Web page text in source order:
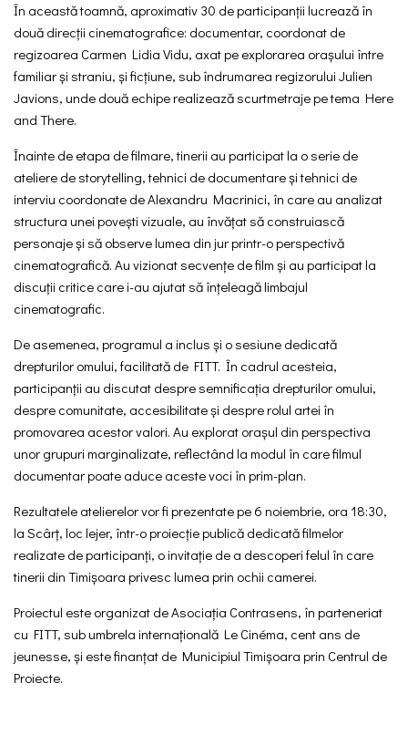
În această toamnă, aproximativ 30 de participanții lucrează în
două direcții cinematografice: documentar, coordonat de
regizoarea Carmen Lidia Vidu, axat pe explorarea orașului între
familiar și straniu, și ficțiune, sub îndrumarea regizorului Julien
Javions, unde două echipe realizează scurtmetraje pe tema Here
and There.
Înainte de etapa de filmare, tinerii au participat la o serie de
ateliere de storytelling, tehnici de documentare și tehnici de
interviu coordonate de Alexandru Macrinici, în care au analizat
structura unei povești vizuale, au învățat să construiască
personaje și să observe lumea din jur printr-o perspectivă
cinematografică. Au vizionat secvențe de film și au participat la
discuții critice care i-au ajutat să înțeleagă limbajul
cinematografic.
De asemenea, programul a inclus și o sesiune dedicată
drepturilor omului, facilitată de FITT. În cadrul acesteia,
participanții au discutat despre semnificația drepturilor omului,
despre comunitate, accesibilitate și despre rolul artei în
promovarea acestor valori. Au explorat orașul din perspectiva
unor grupuri marginalizate, reflectând la modul în care filmul
documentar poate aduce aceste voci în prim-plan.
Rezultatele atelierelor vor fi prezentate pe 6 noiembrie, ora 18:30,
la Scârț, loc lejer, într-o proiecție publică dedicată filmelor
realizate de participanți, o invitație de a descoperi felul în care
tinerii din Timișoara privesc lumea prin ochii camerei.
Proiectul este organizat de Asociația Contrasens, în parteneriat
cu FITT, sub umbrela internațională Le Cinéma, cent ans de
jeunesse, și este finanțat de Municipiul Timișoara prin Centrul de
Proiecte.